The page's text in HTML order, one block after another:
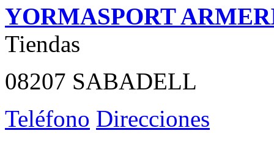
YORMASPORT
Tiendas
08207 SABADELL
Teléfono Direcciones